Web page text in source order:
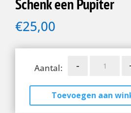
€25,00
Aantal: -
Schenk
Pupiter
aantal
Toevoegen aan